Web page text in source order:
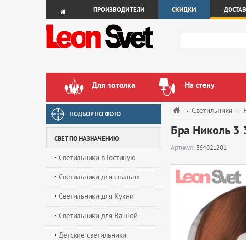
ПРОИЗВОДИТЕЛИ СКИДКИ
Для потолка На стену
ПОДБОР ПО ФОТО
СВЕТ ПО НАЗНАЧЕНИЮ
Светильники в Гостиную
Светильники для спальни
Светильники для Кухни
Светильники для Ванной
Детские светильники
→
→ Светильники
Бра Николь 3
Артикул: 364021201